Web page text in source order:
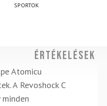
SPORTOK
Értékelések
Atomicu
A Revoshock C